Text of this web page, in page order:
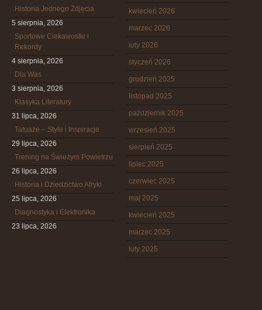
Historia Jednego Zdjęcia
5 sierpnia, 2026
Sportowe Ciekawostki i
Rekordy
4 sierpnia, 2026
Dla Was
3 sierpnia, 2026
Klasyka Literatury
31 lipca, 2026
Tatuaże – Style i Inspiracje
29 lipca, 2026
Trening na Świeżym Powietrzu
26 lipca, 2026
Historia i Dziedzictwo Afryki
25 lipca, 2026
Diagnostyka i Elektronika
23 lipca, 2026
kwiecień 2026
marzec 2026
luty 2026
styczeń 2026
grudzień 2025
listopad 2025
październik 2025
wrzesień 2025
sierpień 2025
lipiec 2025
czerwiec 2025
maj 2025
kwiecień 2025
marzec 2025
luty 2025